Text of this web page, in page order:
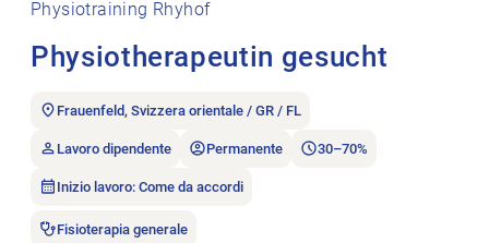
Physiotraining Rhyhof
Physiotherapeutin gesucht
Frauenfeld, Svizzera orientale / GR / FL
Lavoro dipendente Permanente 30–70%
Inizio lavoro: Come da accordi
Fisioterapia generale